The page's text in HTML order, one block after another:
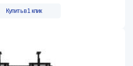
Купить в 1 клик